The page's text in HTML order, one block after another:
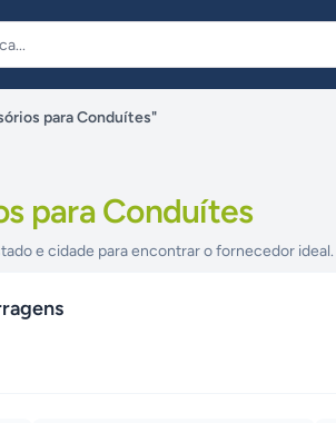
para Conduítes"
para Conduítes
e cidade para encontrar o fornecedor ideal.